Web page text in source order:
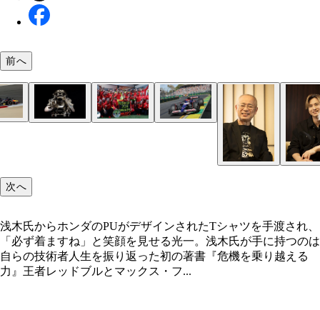
浅木氏からホンダのPUがデザインされたTシャツ
され、「必ず着ますね」と笑顔を見せる光一。浅
手に持つのは自らの技術者人生を振り返った初の
今季も開幕から強さを披露するレッドブル。鈴鹿
性は良く、日本GPはフェルスタッペンが2年連続
浅木氏がリーダーとして開発したホンダの新骨格
PU「RA621H」。2021年に投入されて以降、レッ
とフェルスタッペンに栄冠をもたらしている
フェルスタッペンの戦線離脱があったものの、第3
ストラリアGPをワンツーフィニッシュで制したフ
リ。日本GPはレッドブルとの優勝争いが最大の見
オーストラリアGPは7位で今季初入賞した角田選
去2回の日本GPでは結果を残せなかったが、母国
鈴鹿サーキットを舞台にした日本GPはシーズン終
が恒例だったが、今年は初めて春開催となり、4月
前へ
次へ
浅木氏からホンダのPUがデザインされたTシャツを手渡され、
「必ず着ますね」と笑顔を見せる光一。浅木氏が手に持つのは
自らの技術者人生を振り返った初の著書『危機を乗り越える
力』王者レッドブルとマックス・フ...